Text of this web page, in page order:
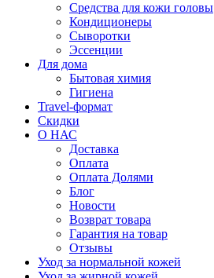
Средства для кожи головы
Кондиционеры
Сыворотки
Эссенции
Для дома
Бытовая химия
Гигиена
Travel-формат
Скидки
О НАС
Доставка
Оплата
Оплата Долями
Блог
Новости
Возврат товара
Гарантия на товар
Отзывы
Уход за нормальной кожей